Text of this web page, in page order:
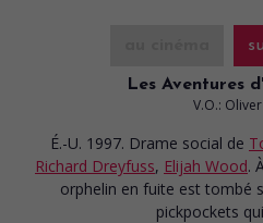
Les Aventures
V.O.:
É.-U. 1997. Drame social de
Richard Dreyfuss, Elijah Wood.
orphelin en fuite est tombé
pickpockets